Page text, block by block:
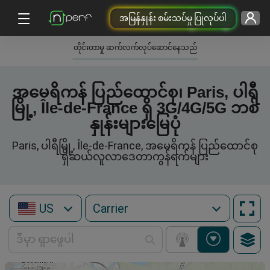
အမြန်နှုန်း စမ်းသပ်မှု ပြုလုပ်ပါ
တိုင်းတာမှု ဆက်လက်လုပ်ဆောင်နေသည်
အမေရိကန် ပြည်ထောင်စု၊ Paris, ပါရီ
မြို့, Île-de-France ရှိ 3G/4G/5G ဘစ်
နှုန်းများမြေပုံ
Paris, ပါရီမြို့, Île-de-France, အမေရိကန် ပြည်ထောင်စု
ရှိဆယ်လူလာဒေတာကွန်ရက်များ
US